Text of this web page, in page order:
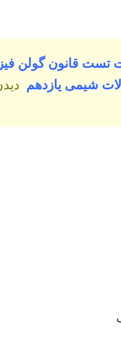
تست قانون گولن
شیمی یازدهم